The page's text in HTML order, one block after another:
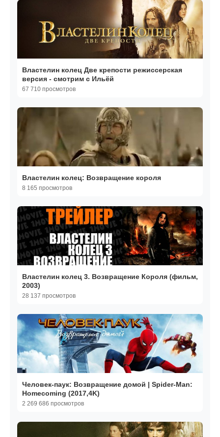
Властелин колец Две крепости режиссерская
версия - смотрим с Ильёй
67 710 просмотров
Властелин колец: Возвращение короля
8 165 просмотров
Властелин колец 3. Возвращение Короля (фильм,
2003)
28 137 просмотров
Человек-паук: Возвращение домой | Spider-Man:
Homecoming (2017,4K)
2 269 686 просмотров